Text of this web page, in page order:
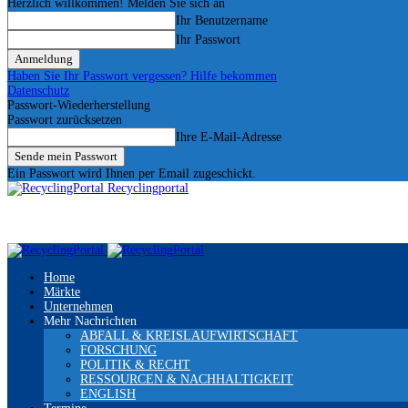
Herzlich willkommen! Melden Sie sich an
Ihr Benutzername
Ihr Passwort
Haben Sie Ihr Passwort vergessen? Hilfe bekommen
Datenschutz
Passwort-Wiederherstellung
Passwort zurücksetzen
Ihre E-Mail-Adresse
Ein Passwort wird Ihnen per Email zugeschickt.
Recyclingportal
Home
Märkte
Unternehmen
Mehr Nachrichten
ABFALL & KREISLAUFWIRTSCHAFT
FORSCHUNG
POLITIK & RECHT
RESSOURCEN & NACHHALTIGKEIT
ENGLISH